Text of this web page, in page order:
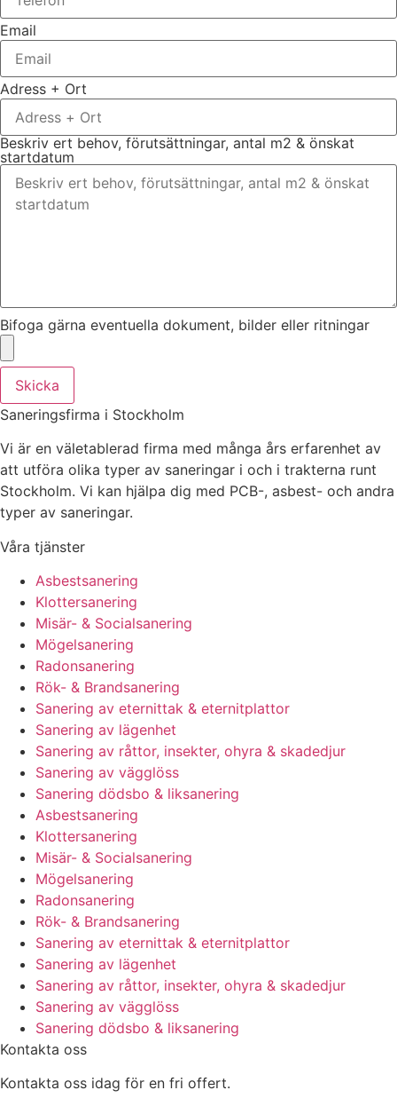
Email
Adress + Ort
Beskriv ert behov, förutsättningar, antal m2 & önskat
startdatum
Bifoga gärna eventuella dokument, bilder eller ritningar
Skicka
Saneringsfirma i Stockholm
Vi är en väletablerad firma med många års erfarenhet av
att utföra olika typer av saneringar i och i trakterna runt
Stockholm. Vi kan hjälpa dig med PCB-, asbest- och andra
typer av saneringar.
Våra tjänster
Asbestsanering
Klottersanering
Misär- & Socialsanering
Mögelsanering
Radonsanering
Rök- & Brandsanering
Sanering av eternittak & eternitplattor
Sanering av lägenhet
Sanering av råttor, insekter, ohyra & skadedjur
Sanering av vägglöss
Sanering dödsbo & liksanering
Asbestsanering
Klottersanering
Misär- & Socialsanering
Mögelsanering
Radonsanering
Rök- & Brandsanering
Sanering av eternittak & eternitplattor
Sanering av lägenhet
Sanering av råttor, insekter, ohyra & skadedjur
Sanering av vägglöss
Sanering dödsbo & liksanering
Kontakta oss
Kontakta oss idag för en fri offert.